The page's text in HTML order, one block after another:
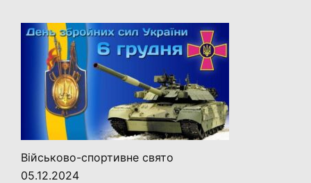
Військово-спортивне свято
05.12.2024